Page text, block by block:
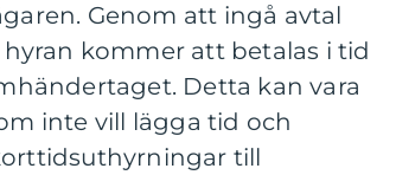
Genom att ingå avtal
kommer att betalas i tid
Detta kan vara
inte vill lägga tid och
till